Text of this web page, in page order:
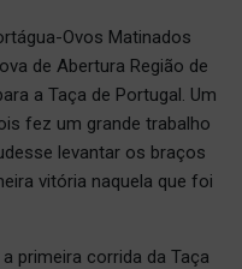
Ovos Matinados
de Abertura Região de
a Taça de Portugal. Um
fez um grande trabalho
levantar os braços
vitória naquela que foi
primeira corrida da Taça